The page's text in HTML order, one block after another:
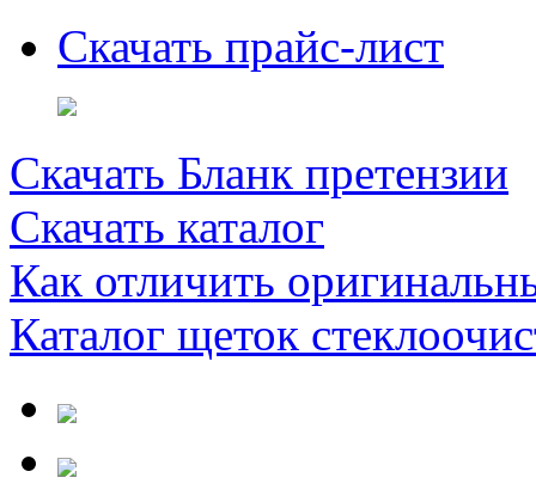
Скачать прайс-лист
Скачать Бланк претензии
Скачать каталог
Как отличить
Каталог щеток